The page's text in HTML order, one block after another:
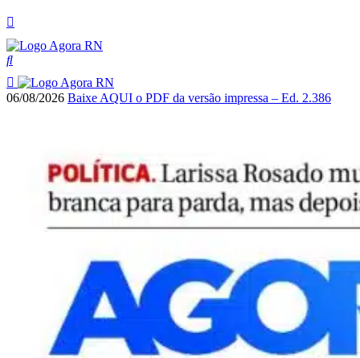
06/08/2026 Baixe AQUI o PDF da versão impressa – Ed. 2.386